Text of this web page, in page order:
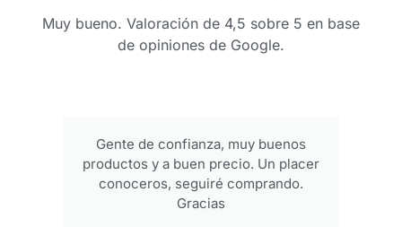
Muy bueno. Valoración de 4,5 sobre 5 en base
de opiniones de Google.
Gente de confianza, muy buenos
productos y a buen precio. Un placer
conoceros, seguiré comprando.
Gracias